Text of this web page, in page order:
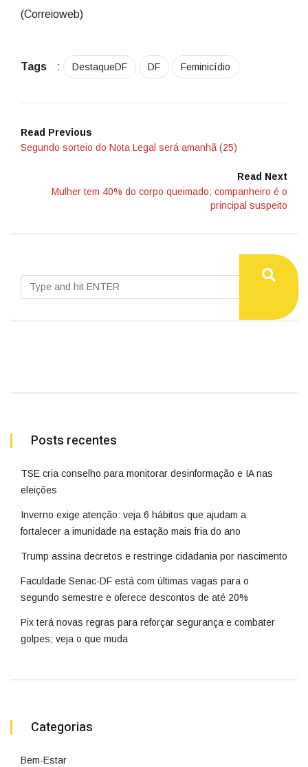
(Correioweb)
Tags : DestaqueDF DF Feminicídio
Read Previous
Segundo sorteio do Nota Legal será amanhã (25)
Read Next
Mulher tem 40% do corpo queimado; companheiro é o
principal suspeito
Posts recentes
TSE cria conselho para monitorar desinformação e IA nas
eleições
Inverno exige atenção: veja 6 hábitos que ajudam a
fortalecer a imunidade na estação mais fria do ano
Trump assina decretos e restringe cidadania por nascimento
Faculdade Senac-DF está com últimas vagas para o
segundo semestre e oferece descontos de até 20%
Pix terá novas regras para reforçar segurança e combater
golpes; veja o que muda
Categorias
Bem-Estar